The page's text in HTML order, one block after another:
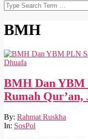
Search
BMH
BMH Dan YBM
Rumah Qur’an,
2026-
04-
By: Rahmat Ruskha
In: SosPol